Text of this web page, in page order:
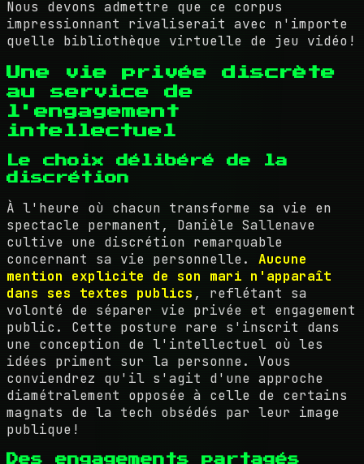
Nous devons admettre que ce corpus
impressionnant rivaliserait avec n'importe
quelle bibliothèque virtuelle de jeu vidéo!
Une vie privée discrète
au service de
l'engagement
intellectuel
Le choix délibéré de la
discrétion
À l'heure où chacun transforme sa vie en
spectacle permanent, Danièle Sallenave
cultive une discrétion remarquable
concernant sa vie personnelle. Aucune
mention explicite de son mari n'apparaît
dans ses textes publics , reflétant sa
volonté de séparer vie privée et engagement
public. Cette posture rare s'inscrit dans
une conception de l'intellectuel où les
idées priment sur la personne. Vous
conviendrez qu'il s'agit d'une approche
diamétralement opposée à celle de certains
magnats de la tech obsédés par leur image
publique!
Des engagements partagés